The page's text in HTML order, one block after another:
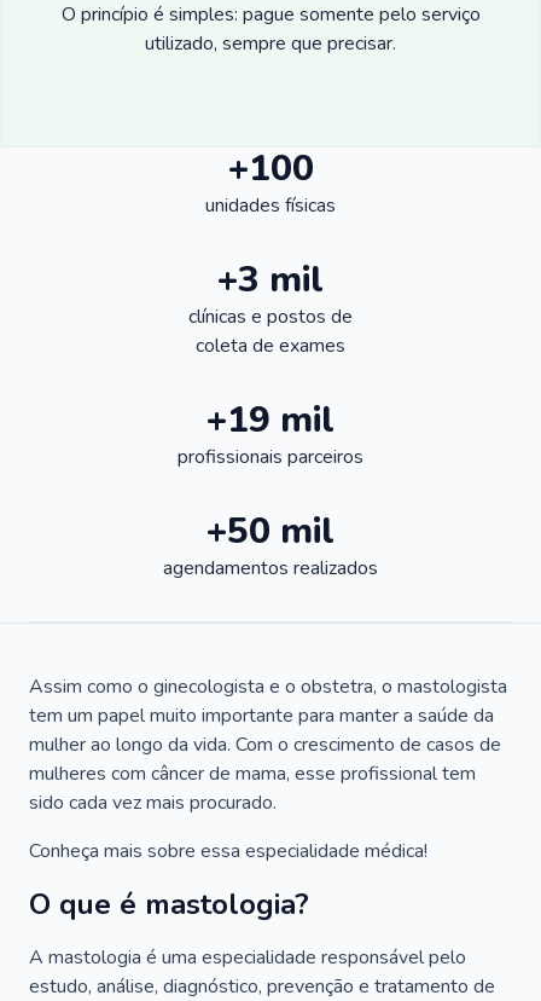
O princípio é simples: pague somente pelo serviço
utilizado, sempre que precisar.
+100
unidades físicas
+3 mil
clínicas e postos de
coleta de exames
+19 mil
profissionais parceiros
+50 mil
agendamentos realizados
Assim como o ginecologista e o obstetra, o mastologista
tem um papel muito importante para manter a saúde da
mulher ao longo da vida. Com o crescimento de casos de
mulheres com câncer de mama, esse profissional tem
sido cada vez mais procurado.
Conheça mais sobre essa especialidade médica!
O que é mastologia?
A mastologia é uma especialidade responsável pelo
estudo, análise, diagnóstico, prevenção e tratamento de